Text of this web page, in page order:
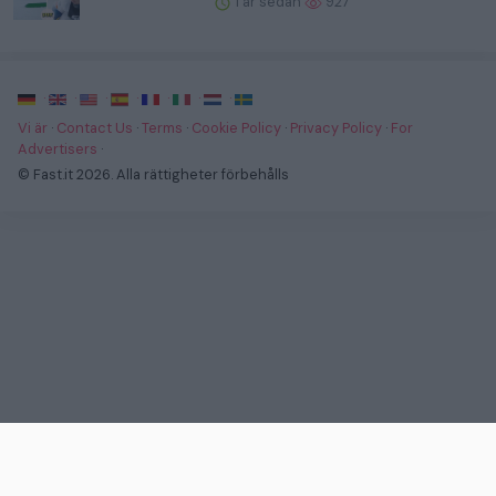
· · · · · ·
·
Vi är · Contact Us ·Terms · Cookie Policy · Privacy Policy · For
Advertisers ·
© Fast.it 2026. Alla rättigheter förbehålls